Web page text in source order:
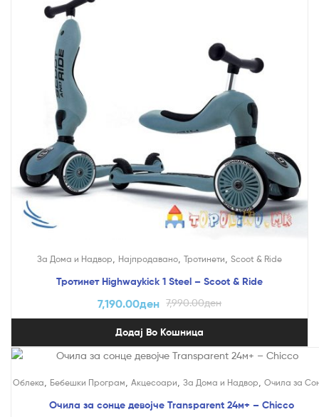
За Дома и Надвор Најпродавано Тротинети Scoot & Ride
Тротинет Highwaykick 1 Steel – Scoot & Ride
7,990.00ден
7,190.00ден
Додај Во Кошница
Облека Бебешки Програм Акцесоари За Дома и Надвор Очила за
Очила за сонце девојче Transparent 24м+ – Chicco